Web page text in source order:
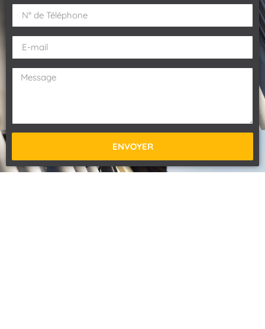
ENVOYER